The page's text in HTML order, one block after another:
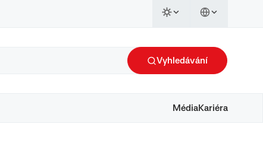
Vyhledávání
MédiaKariéra